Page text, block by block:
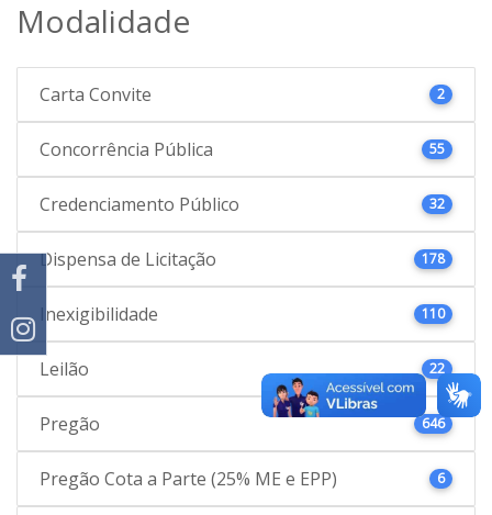
Modalidade
Carta Convite 2
Concorrência Pública 55
Credenciamento Público 32
Dispensa de Licitação 178
Inexigibilidade 110
Leilão 22
Pregão 646
Pregão Cota a Parte (25% ME e EPP) 6